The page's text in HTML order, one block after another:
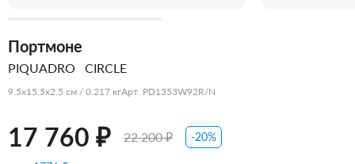
Портмоне
PIQUADRO CIRCLE
9.5x15.5x2.5 см / 0.217 кгАрт. PD1353W92R/N
17 760 ₽ 22 200 ₽ -20%